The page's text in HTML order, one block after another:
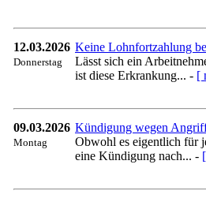
12.03.2026
Donnerstag
Keine Lohnfortzahlung
Lässt sich ein
ist diese Erkrankung... - [
09.03.2026
Montag
Kündigung wegen
Obwohl es eigentlich für
eine Kündigung nach... -